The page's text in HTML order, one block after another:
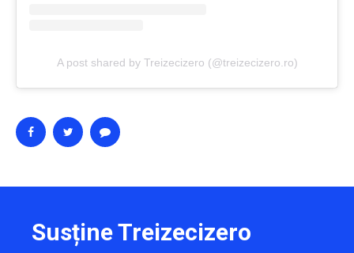
A post shared by Treizecizero (@treizecizero.ro)
Susține Treizecizero